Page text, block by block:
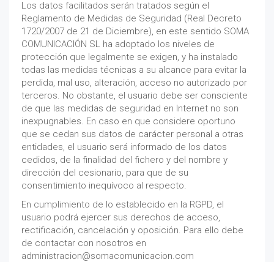
Los datos facilitados serán tratados según el
Reglamento de Medidas de Seguridad (Real Decreto
1720/2007 de 21 de Diciembre), en este sentido SOMA
COMUNICACIÓN SL ha adoptado los niveles de
protección que legalmente se exigen, y ha instalado
todas las medidas técnicas a su alcance para evitar la
perdida, mal uso, alteración, acceso no autorizado por
terceros. No obstante, el usuario debe ser consciente
de que las medidas de seguridad en Internet no son
inexpugnables. En caso en que considere oportuno
que se cedan sus datos de carácter personal a otras
entidades, el usuario será informado de los datos
cedidos, de la finalidad del fichero y del nombre y
dirección del cesionario, para que de su
consentimiento inequívoco al respecto.
En cumplimiento de lo establecido en la RGPD, el
usuario podrá ejercer sus derechos de acceso,
rectificación, cancelación y oposición. Para ello debe
de contactar con nosotros en
administracion@somacomunicacion.com